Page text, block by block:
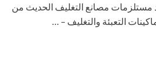
مستلزمات مصانع التغليف الحديث من
التعبئة والتغليف – …